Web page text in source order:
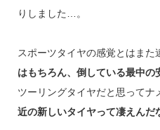
りしました…。
スポーツタイヤの感覚とはまた
はもちろん、倒している最中の
ツーリングタイヤだと思ってナ
近の新しいタイヤって凄えんだ